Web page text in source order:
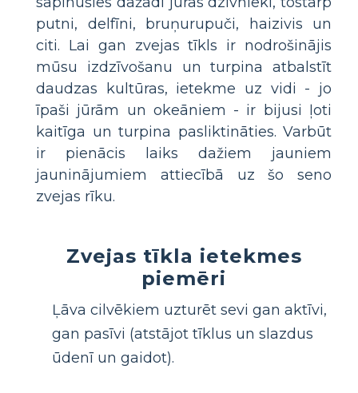
putni, delfīni, bruņurupuči, haizivis un
citi. Lai gan zvejas tīkls ir nodrošinājis
mūsu izdzīvošanu un turpina atbalstīt
daudzas kultūras, ietekme uz vidi - jo
īpaši jūrām un okeāniem - ir bijusi ļoti
kaitīga un turpina pasliktināties. Varbūt
ir pienācis laiks dažiem jauniem
jauninājumiem attiecībā uz šo seno
zvejas rīku.
Zvejas tīkla ietekmes
piemēri
Ļāva cilvēkiem uzturēt sevi gan aktīvi,
gan pasīvi (atstājot tīklus un slazdus
ūdenī un gaidot).